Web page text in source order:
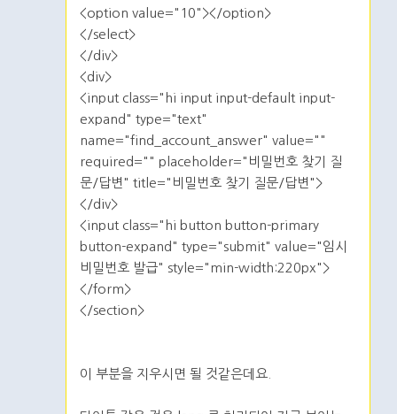
<option value="10"></option>
</select>
</div>
<div>
<input class="hi input input-default input-
expand" type="text"
name="find_account_answer" value=""
required="" placeholder="비밀번호 찾기 질
문/답변" title="비밀번호 찾기 질문/답변">
</div>
<input class="hi button button-primary
button-expand" type="submit" value="임시
비밀번호 발급" style="min-width:220px">
</form>
</section>
이 부분을 지우시면 될 것같은데요.